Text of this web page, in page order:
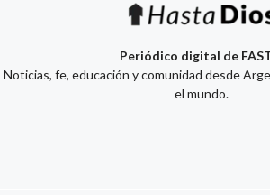
Periódico digital de
Noticias, fe, educación y comunidad desde
el mundo.